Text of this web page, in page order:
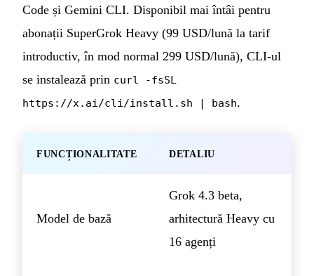
Code și Gemini CLI. Disponibil mai întâi pentru
abonații SuperGrok Heavy (99 USD/lună la tarif
introductiv, în mod normal 299 USD/lună), CLI-ul
se instalează prin curl -fsSL
https://x.ai/cli/install.sh | bash.
FUNCȚIONALITATE DETALIU
Model de bază
Grok 4.3 beta,
arhitectură Heavy cu
16 agenți